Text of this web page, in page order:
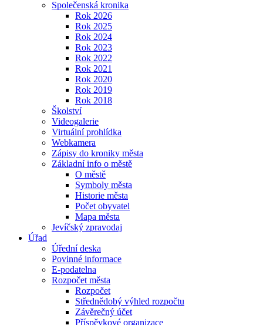
Společenská kronika
Rok 2026
Rok 2025
Rok 2024
Rok 2023
Rok 2022
Rok 2021
Rok 2020
Rok 2019
Rok 2018
Školství
Videogalerie
Virtuální prohlídka
Webkamera
Zápisy do kroniky města
Základní info o městě
O městě
Symboly města
Historie města
Počet obyvatel
Mapa města
Jevíčský zpravodaj
Úřad
Úřední deska
Povinné informace
E-podatelna
Rozpočet města
Rozpočet
Střednědobý výhled rozpočtu
Závěrečný účet
Příspěvkové organizace